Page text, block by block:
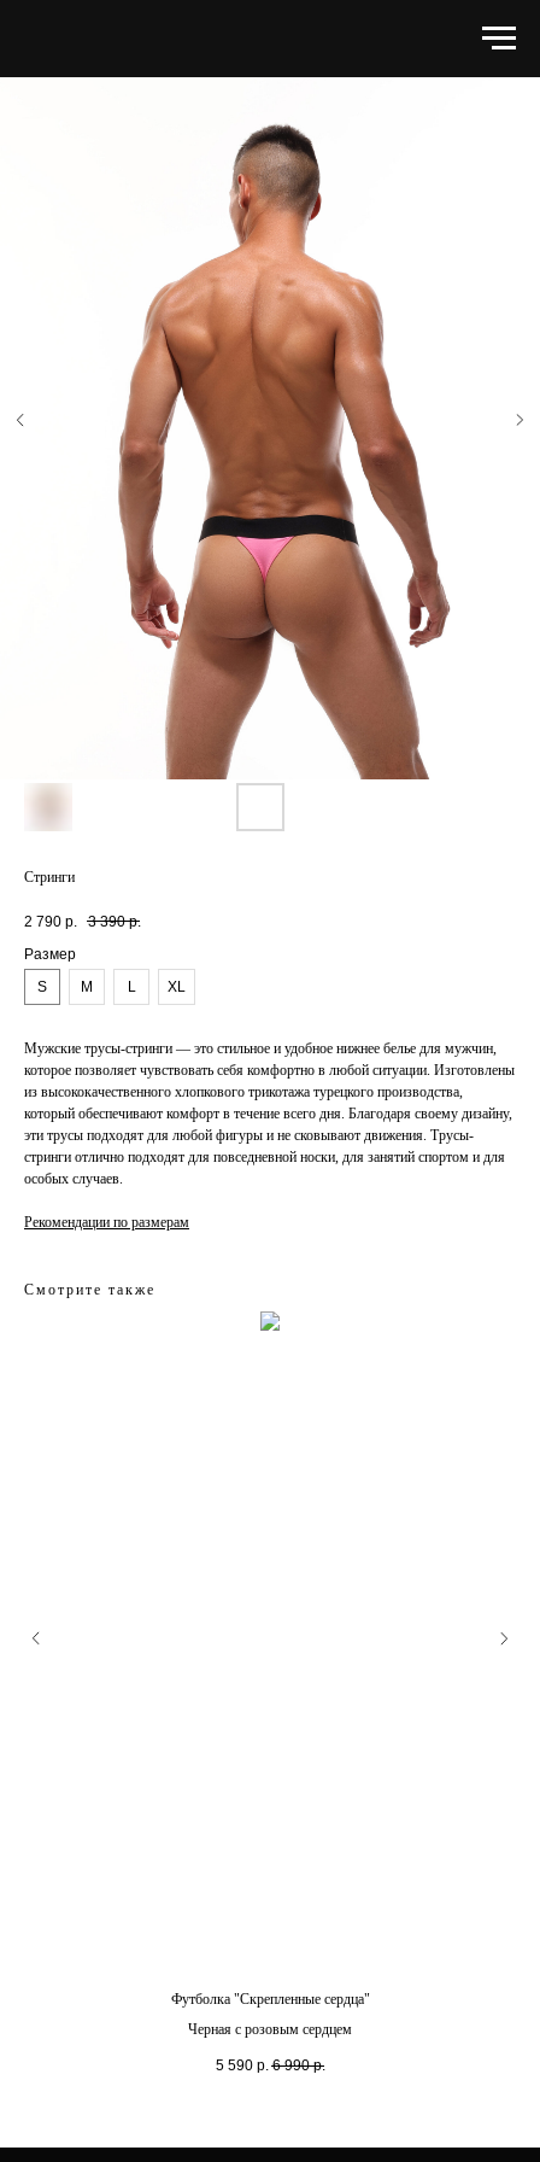
Стринги
2 790 р. 3 390 р.
Размер
S
M L XL
Мужские трусы-стринги — это стильное и удобное нижнее белье для мужчин,
которое позволяет чувствовать себя комфортно в любой ситуации. Изготовлены
из высококачественного хлопкового трикотажа турецкого производства,
который обеспечивают комфорт в течение всего дня. Благодаря своему дизайну,
эти трусы подходят для любой фигуры и не сковывают движения. Трусы-
стринги отлично подходят для повседневной носки, для занятий спортом и для
особых случаев.
Рекомендации по размерам
Смотрите также
Футболка "Скрепленные сердца"
Черная с розовым сердцем
5 590 р. 6 990 р.